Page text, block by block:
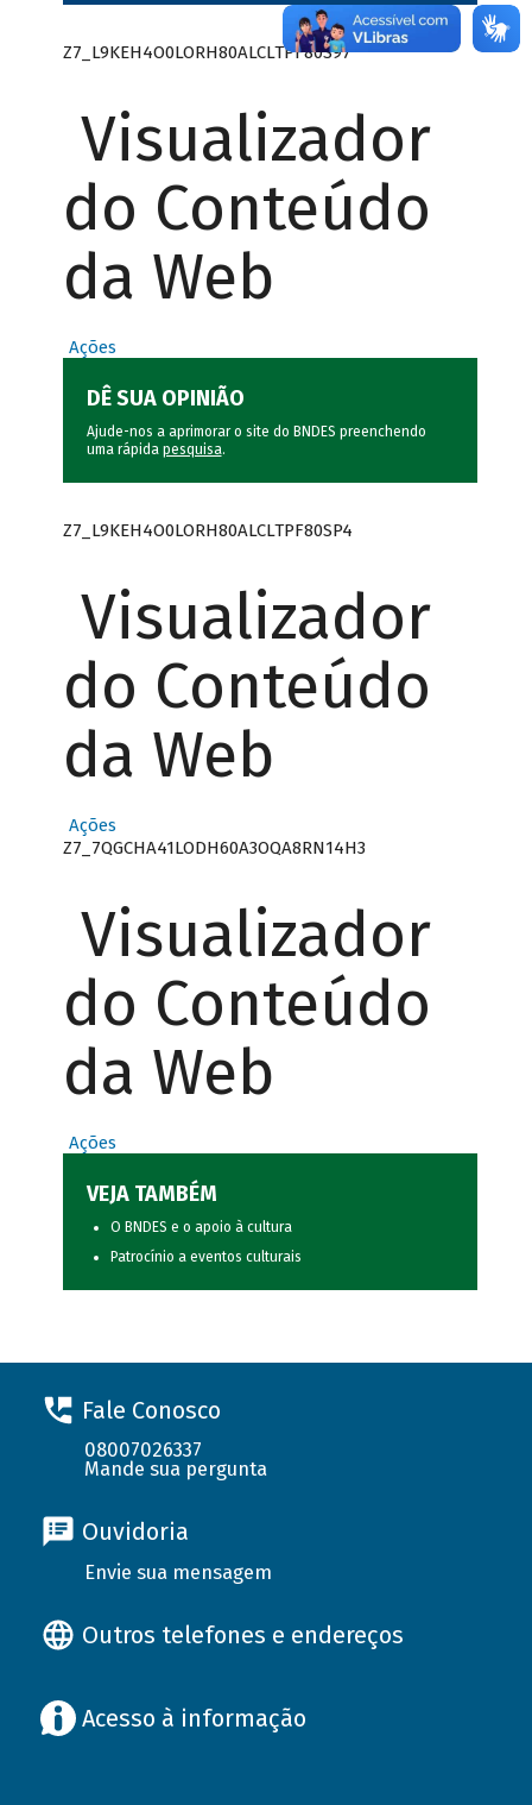
Z7_L9KEH4O0LORH80ALCLTPF80S97
Visualizador
do Conteúdo
da Web
Ações
DÊ SUA OPINIÃO
Ajude-nos a aprimorar o site do BNDES preenchendo
uma rápida pesquisa.
Z7_L9KEH4O0LORH80ALCLTPF80SP4
Visualizador
do Conteúdo
da Web
Ações
Z7_7QGCHA41LODH60A3OQA8RN14H3
Visualizador
do Conteúdo
da Web
Ações
VEJA TAMBÉM
O BNDES e o apoio à cultura
Patrocínio a eventos culturais
Fale Conosco
08007026337
Mande sua pergunta
Ouvidoria
Envie sua mensagem
Outros telefones e endereços
Acesso à informação